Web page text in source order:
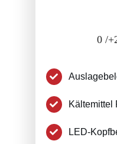
0 /
Kältemittel
LED-